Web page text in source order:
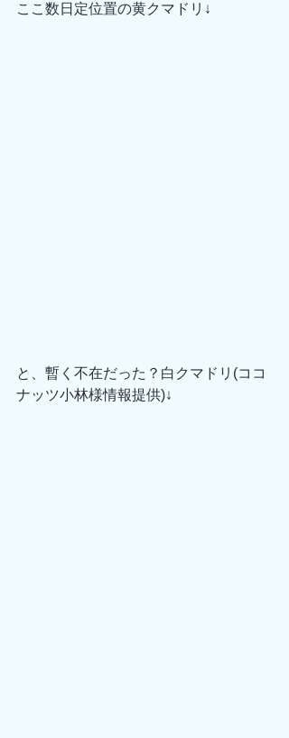
ここ数日定位置の黄クマドリ↓
と、暫く不在だった？白クマドリ(ココ
ナッツ小林様情報提供)↓